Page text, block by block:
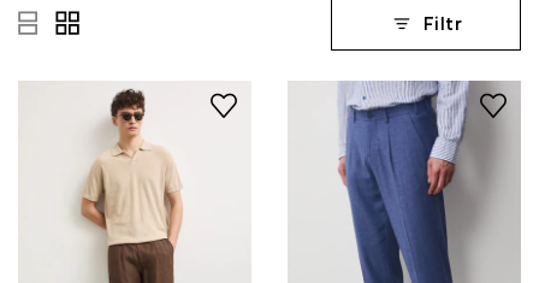
Filtr